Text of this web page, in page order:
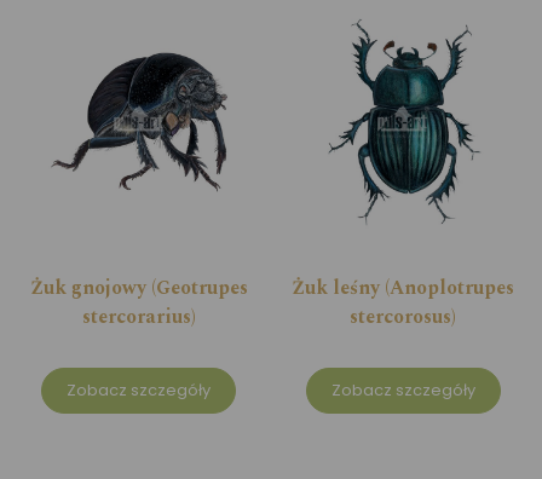
Żuk gnojowy (Geotrupes
stercorarius)
Zobacz szczegóły
Żuk leśny (Anoplotrupes
stercorosus)
Zobacz szczegóły